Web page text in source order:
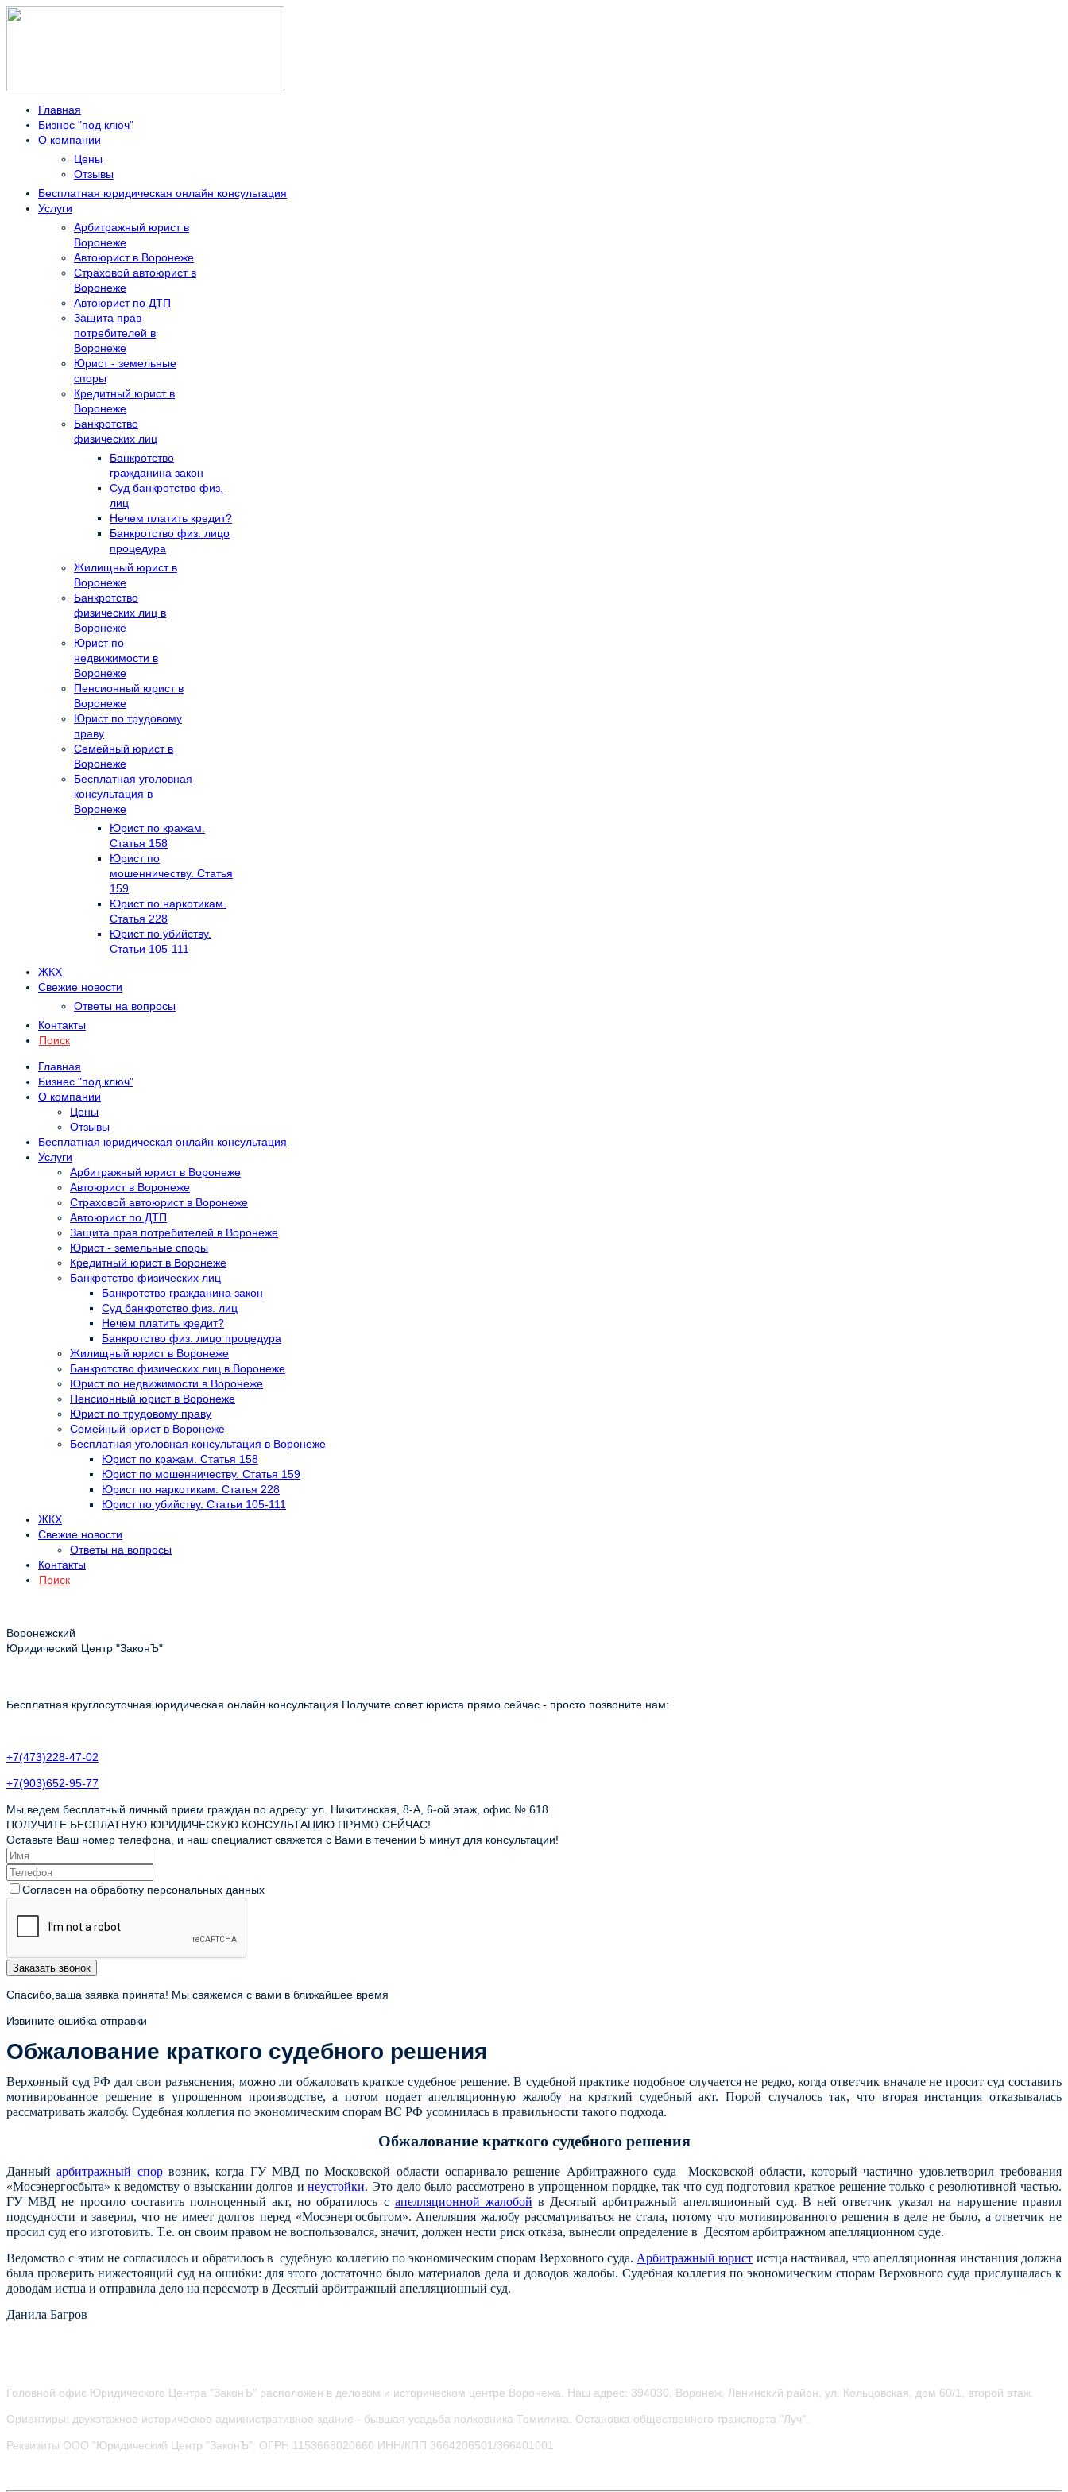
Главная
Бизнес "под ключ"
О компании
Цены
Отзывы
Бесплатная юридическая онлайн консультация
Услуги
Арбитражный юрист в
Воронеже
Автоюрист в Воронеже
Страховой автоюрист в
Воронеже
Автоюрист по ДТП
Защита прав
потребителей в
Воронеже
Юрист - земельные
споры
Кредитный юрист в
Воронеже
Банкротство
физических лиц
Банкротство
гражданина закон
Суд банкротство физ.
лиц
Нечем платить кредит?
Банкротство физ. лицо
процедура
Жилищный юрист в
Воронеже
Банкротство
физических лиц в
Воронеже
Юрист по
недвижимости в
Воронеже
Пенсионный юрист в
Воронеже
Юрист по трудовому
праву
Семейный юрист в
Воронеже
Бесплатная уголовная
консультация в
Воронеже
Юрист по кражам.
Статья 158
Юрист по
мошенничеству. Статья
159
Юрист по наркотикам.
Статья 228
Юрист по убийству.
Статьи 105-111
ЖКХ
Свежие новости
Ответы на вопросы
Контакты
Поиск
Главная
Бизнес "под ключ"
О компании
Цены
Отзывы
Бесплатная юридическая онлайн консультация
Услуги
Арбитражный юрист в Воронеже
Автоюрист в Воронеже
Страховой автоюрист в Воронеже
Автоюрист по ДТП
Защита прав потребителей в Воронеже
Юрист - земельные споры
Кредитный юрист в Воронеже
Банкротство физических лиц
Банкротство гражданина закон
Суд банкротство физ. лиц
Нечем платить кредит?
Банкротство физ. лицо процедура
Жилищный юрист в Воронеже
Банкротство физических лиц в Воронеже
Юрист по недвижимости в Воронеже
Пенсионный юрист в Воронеже
Юрист по трудовому праву
Семейный юрист в Воронеже
Бесплатная уголовная консультация в Воронеже
Юрист по кражам. Статья 158
Юрист по мошенничеству. Статья 159
Юрист по наркотикам. Статья 228
Юрист по убийству. Статьи 105-111
ЖКХ
Свежие новости
Ответы на вопросы
Контакты
Поиск
Воронежский
Юридический Центр "ЗаконЪ"
Бесплатная круглосуточная юридическая онлайн консультация Получите совет юриста прямо сейчас - просто позвоните нам:
+7(473)228-47-02
+7(903)652-95-77
Мы ведем бесплатный личный прием граждан по адресу: ул. Никитинская, 8-А, 6-ой этаж, офис № 618
ПОЛУЧИТЕ БЕСПЛАТНУЮ ЮРИДИЧЕСКУЮ КОНСУЛЬТАЦИЮ ПРЯМО СЕЙЧАС!
Оставьте Ваш номер телефона, и наш специалист свяжется с Вами в течении 5 минут для консультации!
Согласен на обработку персональных данных
Заказать звонок
Спасибо,ваша заявка принята! Мы свяжемся с вами в ближайшее время
Извините ошибка отправки
Обжалование краткого судебного решения
Верховный суд РФ дал свои разъяснения, можно ли обжаловать краткое судебное решение.В судебной практике подобное случается не редко,когда ответчик вначале не просит суд составить
мотивированное решение в упрощенном производстве, а потом подает апелляционную жалобу на краткий судебный акт. Порой случалось так, что вторая инстанция отказывалась
рассматривать жалобу. Судебная коллегия по экономическим спорам ВС РФ усомнилась в правильности такого подхода.
Обжалование краткого судебного решения
Данныйарбитражный спорвозник, когда ГУ МВД по Московской области оспаривало решение Арбитражного суда Московской области, который частично удовлетворил требования
«Мосэнергосбыта» к ведомству о взыскании долгов инеустойки. Это дело было рассмотрено в упрощенном порядке, так что суд подготовил краткое решение только с резолютивной частью.
ГУ МВД не просило составить полноценный акт, но обратилось с апелляционной жалобой в Десятый арбитражный апелляционный суд. В ней ответчик указал на нарушение правил
подсудности и заверил, что не имеет долгов перед «Мосэнергосбытом». Апелляция жалобу рассматриваться не стала, потому что мотивированного решения в деле не было, а ответчик не
просил суд его изготовить. Т.е. он своим правом не воспользовался, значит, должен нести риск отказа, вынесли определение в Десятом арбитражном апелляционном суде.
Ведомство с этим не согласилось и обратилось в судебную коллегию по экономическим спорам Верховного суда. Арбитражный юрист истца настаивал, что апелляционная инстанция должна
была проверить нижестоящий суд на ошибки: для этого достаточно было материалов дела и доводов жалобы. Судебная коллегия по экономическим спорам Верховного суда прислушалась к
доводам истца и отправила дело на пересмотр в Десятый арбитражный апелляционный суд.
Данила Багров
Головной офис Юридического Центра "ЗаконЪ" расположен в деловом и историческом центре Воронежа. Наш адрес: 394030, Воронеж, Ленинский район, ул. Кольцовская, дом 60/1, второй этаж.
Ориентиры: двухэтажное историческое административное здание - бывшая усадьба полковника Томилина. Остановка общественного транспорта "Луч".
Реквизиты ООО "Юридический Центр "ЗаконЪ": ОГРН 1153668020660 ИНН/КПП 3664206501/366401001